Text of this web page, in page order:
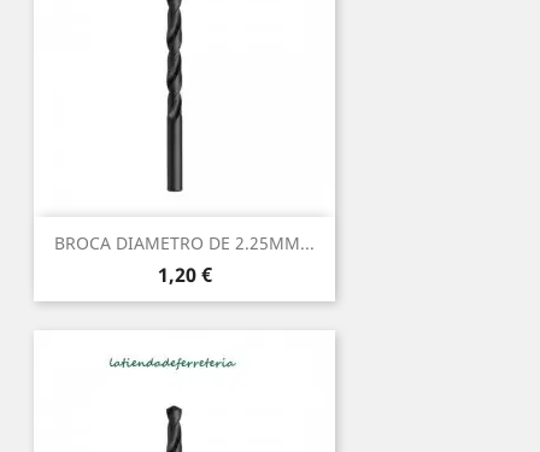
BROCA DIAMETRO DE 2.25MM...
Precio
1,20 €